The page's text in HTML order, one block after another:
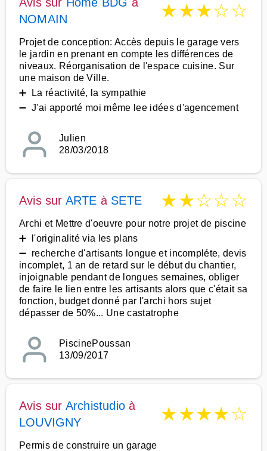
NOMAIN
★★★☆☆
Projet de conception: Accès depuis le garage vers
le jardin en prenant en compte les différences de
niveaux. Réorganisation de l'espace cuisine. Sur
une maison de Ville.
➕ La réactivité, la sympathie
➖ J'ai apporté moi même lee idées d'agencement
Julien
28/03/2018
Avis sur ARTE à SETE ★★☆☆☆
Archi et Mettre d'oeuvre pour notre projet de piscine
➕ l'originalité via les plans
➖ recherche d'artisants longue et incompléte, devis
incomplet, 1 an de retard sur le début du chantier,
injoignable pendant de longues semaines, obliger
de faire le lien entre les artisants alors que c'était sa
fonction, budget donné par l'archi hors sujet
dépasser de 50%... Une castatrophe
PiscinePoussan
13/09/2017
Avis sur Archistudio à
LOUVIGNY
★★★★☆
Permis de construire un garage